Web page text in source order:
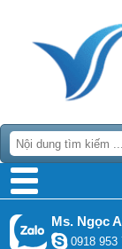
Ms. Ngọc
0918 953